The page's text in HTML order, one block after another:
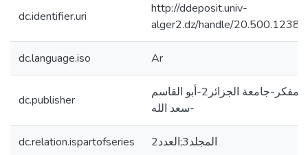
dc.identifier.uri
http://ddeposit.univ-
alger2.dz/handle/
dc.language.iso Ar
dc.publisher
مجلة المفكر-جامعة الجزائر2-أبو القاسم
سعد الله-
dc.relation.ispartofseries المجلد3;العدد2